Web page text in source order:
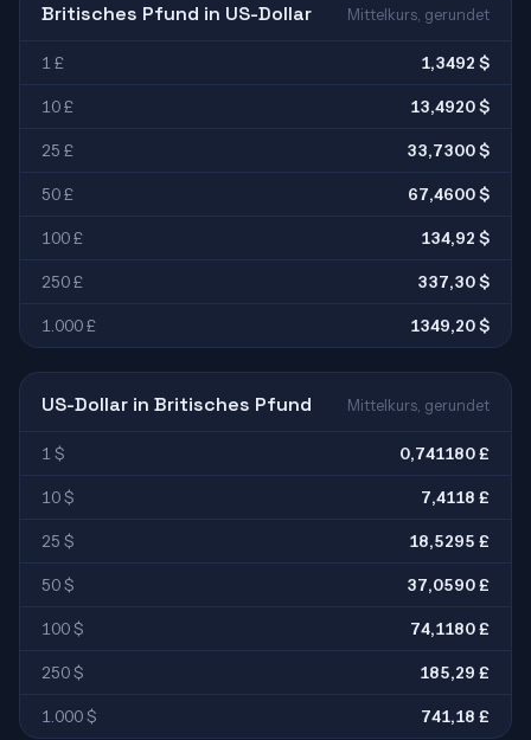
Britisches Pfund in US-Dollar Mittelkurs, gerundet
1 £ 1,3492 $
10 £ 13,4920 $
25 £ 33,7300 $
50 £ 67,4600 $
100 £ 134,92 $
250 £ 337,30 $
1.000 £ 1349,20 $
US-Dollar in Britisches Pfund Mittelkurs, gerundet
1 $ 0,741180 £
10 $ 7,4118 £
25 $ 18,5295 £
50 $ 37,0590 £
100 $ 74,1180 £
250 $ 185,29 £
1.000 $ 741,18 £